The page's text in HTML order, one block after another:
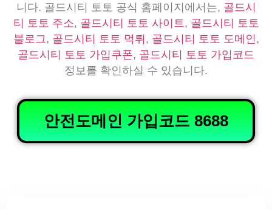
니다. 골드시티 토토 공식 홈페이지에서는, 골드시
티 토토 주소, 골드시티 토토 사이트 , 골드시티 토토
블로그 , 골드시티 토토 먹튀 , 골드시티 토토 도메인 ,
골드시티 토토 가입쿠폰, 골드시티 토토 가입코드
정보를 확인하실 수 있습니다.
안전도메인 가입코드 8688